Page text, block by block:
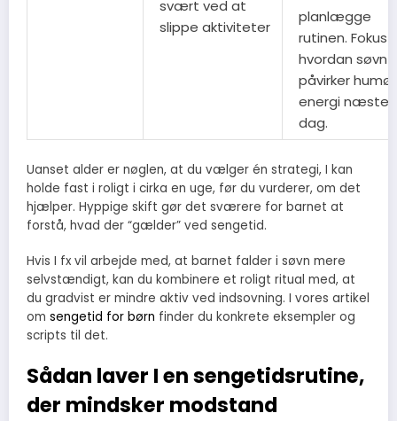
svært ved at
slippe aktiviteter
planlægge
rutinen. Fokus
hvordan søvn
påvirker
energi næste
dag.
Uanset alder er nøglen, at du vælger én strategi, I kan
holde fast i roligt i cirka en uge, før du vurderer, om det
hjælper. Hyppige skift gør det sværere for barnet at
forstå, hvad der “gælder” ved sengetid.
Hvis I fx vil arbejde med, at barnet falder i søvn mere
selvstændigt, kan du kombinere et roligt ritual med, at
du gradvist er mindre aktiv ved indsovning. I vores artikel
om sengetid for børn finder du konkrete eksempler og
scripts til det.
Sådan laver I en sengetidsrutine,
der mindsker modstand